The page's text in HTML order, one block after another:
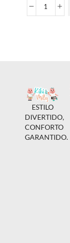
ESTILO
DIVERTIDO,
CONFORTO
GARANTIDO.